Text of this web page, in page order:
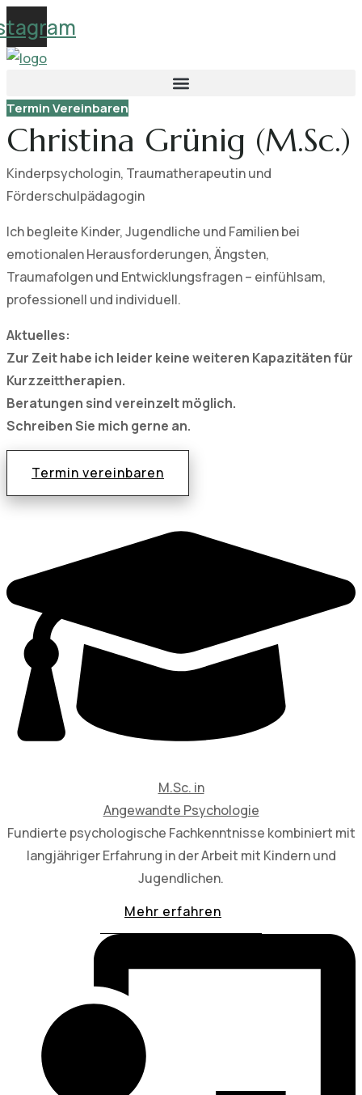
Skip
to
content
Termin Vereinbaren
Christina Grünig (M.Sc.)
Kinderpsychologin, Traumatherapeutin und
Förderschulpädagogin
Ich begleite Kinder, Jugendliche und Familien bei
emotionalen Herausforderungen, Ängsten,
Traumafolgen und Entwicklungsfragen – einfühlsam,
professionell und individuell.
Aktuelles:
Zur Zeit habe ich leider keine weiteren Kapazitäten für
Kurzzeittherapien.
Beratungen sind vereinzelt möglich.
Schreiben Sie mich gerne an.
Termin vereinbaren
M.Sc. in
Angewandte Psychologie
Fundierte psychologische Fachkenntnisse kombiniert mit
langjähriger Erfahrung in der Arbeit mit Kindern und
Jugendlichen.
Mehr erfahren